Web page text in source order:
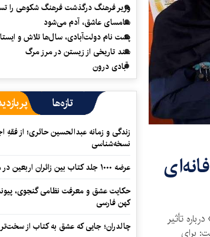
تأثیر
برای
وزیر فرهنگ درگذشت فرهنگ شکوهی را
سامسای عاشق، آدم می‌شود
پشت نام دولت‌آبادی، سال‌ها تلاش و
سند تاریخی از زیستن در مرز مرگ
آبادی درون
تازه‌ها
زندگی و زمانه عبدالحسین حائری؛ از فقهِ
نسخه‌شناسی
عرضه ۱۰۰۰ جلد کتاب بین زائران اربعین در مرزهای کرمانشاه
حکایت عشق و معرفت نظامی گنجوی،
کهن فارسی
چالدران؛ جایی که عشق به کتاب از